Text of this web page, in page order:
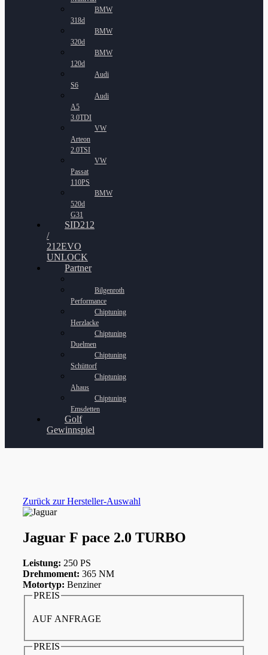
BMW
318d
BMW
320d
BMW
120d
Audi
S6
Audi
A5
3.0TDI
VW
Arteon
2.0TSI
VW
Passat
110PS
BMW
520d
G31
SID212
/
212EVO
UNLOCK
Partner
Bilgenroth
Performance
Chiptuning
Herzlacke
Chiptuning
Duelmen
Chiptuning
Schüttorf
Chiptuning
Ahaus
Chiptuning
Emsdetten
Golf
Gewinnspiel
Zurück zur Hersteller-Auswahl
Jaguar F pace 2.0 TURBO
Leistung: 250 PS
Drehmoment: 365 NM
Motortyp: Benziner
PREIS
AUF ANFRAGE
PREIS